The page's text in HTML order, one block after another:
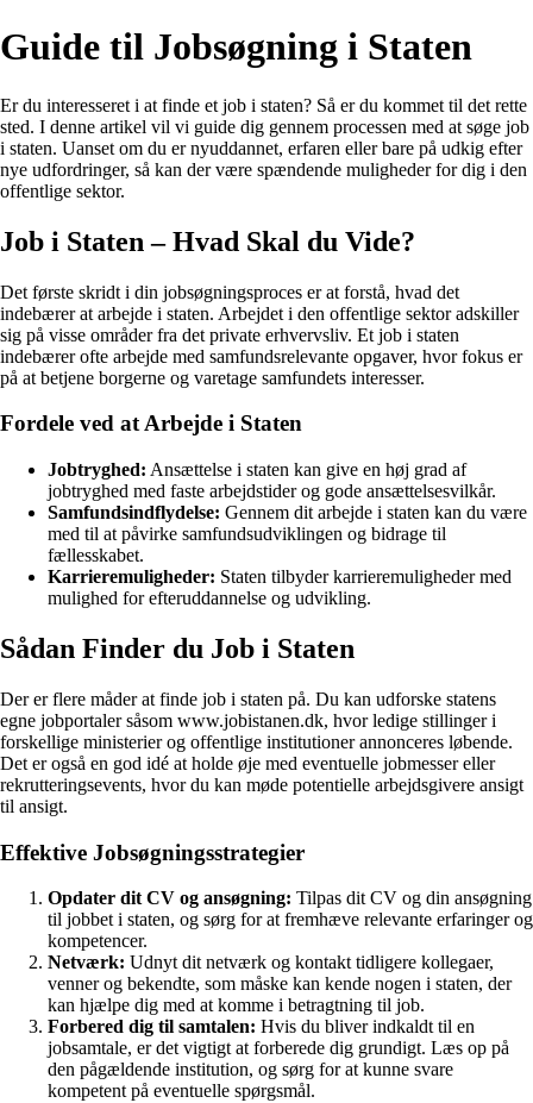
Guide til Jobsøgning i Staten
Er du interesseret i at finde et job i staten? Så er du kommet til det rette
sted. I denne artikel vil vi guide dig gennem processen med at søge job
i staten. Uanset om du er nyuddannet, erfaren eller bare på udkig efter
nye udfordringer, så kan der være spændende muligheder for dig i den
offentlige sektor.
Job i Staten – Hvad Skal du Vide?
Det første skridt i din jobsøgningsproces er at forstå, hvad det
indebærer at arbejde i staten. Arbejdet i den offentlige sektor adskiller
sig på visse områder fra det private erhvervsliv. Et job i staten
indebærer ofte arbejde med samfundsrelevante opgaver, hvor fokus er
på at betjene borgerne og varetage samfundets interesser.
Fordele ved at Arbejde i Staten
Jobtryghed: Ansættelse i staten kan give en høj grad af
jobtryghed med faste arbejdstider og gode ansættelsesvilkår.
Samfundsindflydelse: Gennem dit arbejde i staten kan du være
med til at påvirke samfundsudviklingen og bidrage til
fællesskabet.
Karrieremuligheder: Staten tilbyder karrieremuligheder med
mulighed for efteruddannelse og udvikling.
Sådan Finder du Job i Staten
Der er flere måder at finde job i staten på. Du kan udforske statens
egne jobportaler såsom www.jobistanen.dk, hvor ledige stillinger i
forskellige ministerier og offentlige institutioner annonceres løbende.
Det er også en god idé at holde øje med eventuelle jobmesser eller
rekrutteringsevents, hvor du kan møde potentielle arbejdsgivere ansigt
til ansigt.
Effektive Jobsøgningsstrategier
Opdater dit CV og ansøgning: Tilpas dit CV og din ansøgning
til jobbet i staten, og sørg for at fremhæve relevante erfaringer og
kompetencer.
Netværk: Udnyt dit netværk og kontakt tidligere kollegaer,
venner og bekendte, som måske kan kende nogen i staten, der
kan hjælpe dig med at komme i betragtning til job.
Forbered dig til samtalen: Hvis du bliver indkaldt til en
jobsamtale, er det vigtigt at forberede dig grundigt. Læs op på
den pågældende institution, og sørg for at kunne svare
kompetent på eventuelle spørgsmål.